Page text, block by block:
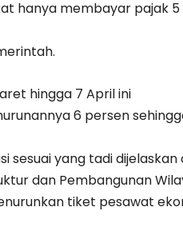
hanya membayar pajak
hingga 7 April ini
6 persen
sesuai yang tadi dijelaskan
dan Pembangunan
tiket pesawat